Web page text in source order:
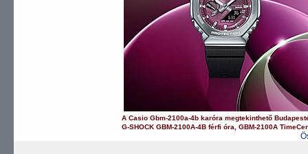
ACasio Gbm-2100a-4b karóra megtekinthető
G-SHOCK GBM-2100A-4B férfi óra ,GBM-2100A